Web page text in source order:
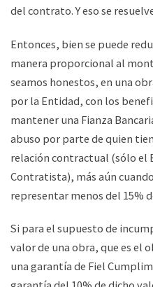
del contrato. Y eso se
Entonces, bien se puede
manera proporcional al
seamos honestos, en una
por la Entidad, con los
mantener una Fianza
abuso por parte de quien
relación contractual (sólo el
Contratista), más aún
representar menos del 15%
Si para el supuesto de
valor de una obra, que es el
una garantía de Fiel